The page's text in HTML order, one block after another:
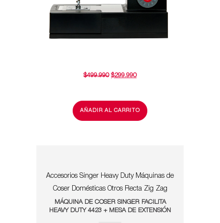
$499.990 EL
$499.990.
$299.990EL
$299.990.
AÑADIR AL CARRITO
Accesorios Singer Heavy Duty Máquinas de
Coser Domésticas Otros Recta Zig Zag
MÁQUINA DE COSER SINGER FACILITA
HEAVY DUTY 4423 + MESA DE EXTENSIÓN